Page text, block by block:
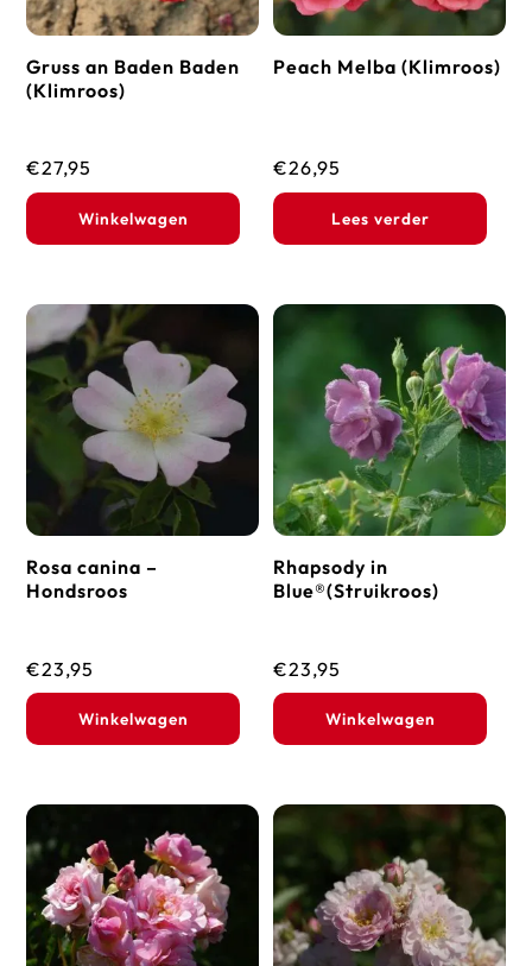
Gruss an Baden Baden
(Klimroos)
€27,95
Winkelwagen
Peach Melba (Klimroos)
€26,95
Lees verder
Rosa canina –
Hondsroos
€23,95
Winkelwagen
Rhapsody in
Blue®(Struikroos)
€23,95
Winkelwagen